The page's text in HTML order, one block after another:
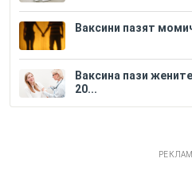
Ваксини пазят
Ваксина пази
20...